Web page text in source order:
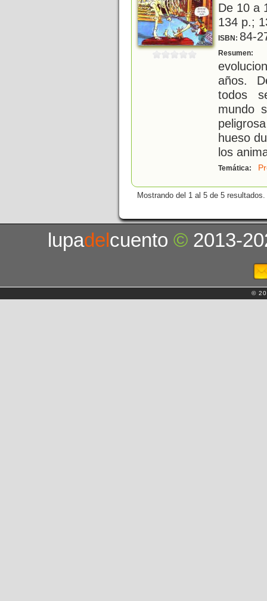
De 10 a
134 p.;
ISBN: 84-
Resumen:
años.
todos
mundo
hueso
los
Temática:
Mostrando del 1 al 5 de 5 resultados.
lupadelcuento© 2013-
©